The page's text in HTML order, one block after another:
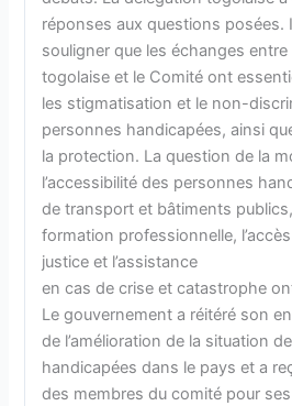
réponses aux questions posées.
souligner que les échanges
togolaise et le Comité ont
les stigmatisation et le non-
personnes handicapées, ainsi
la protection. La question de la
l’accessibilité des personnes
de transport et bâtiments
formation professionnelle,
justice et l’assistance
en cas de crise et catastrophe
Le gouvernement a réitéré son
de l’amélioration de la situation
handicapées dans le pays et a
des membres du comité pour